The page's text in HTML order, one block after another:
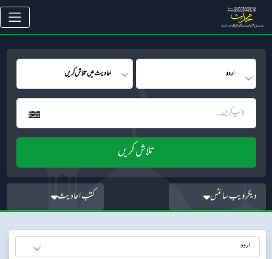
دیگر ویب سائٹس کتب احادیث